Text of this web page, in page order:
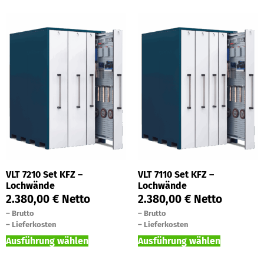
VLT 7210 Set KFZ –
Lochwände
2.380,00 € Netto
– Brutto
– Lieferkosten
Ausführung wählen
VLT 7110 Set KFZ –
Lochwände
2.380,00 € Netto
– Brutto
– Lieferkosten
Ausführung wählen